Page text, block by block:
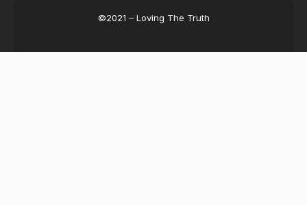
©2021 – Loving The Truth